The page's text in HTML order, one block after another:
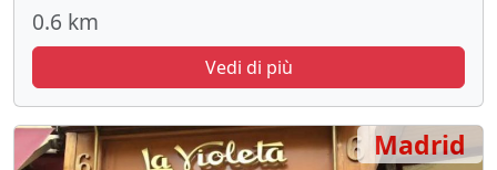
0.6 km
Vedi di più
Madrid